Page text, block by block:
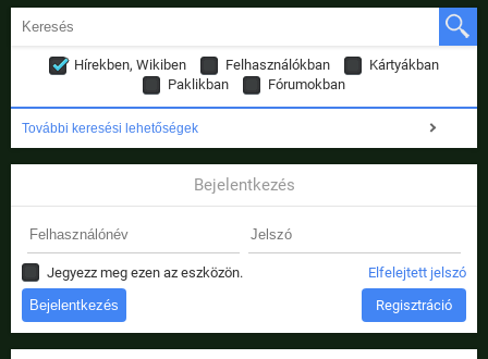
Hírekben, Wikiben Felhasználókban
Kártyákban
Paklikban
Fórumokban
További keresési lehetőségek
Bejelentkezés
Jegyezz meg ezen az eszközön. Elfelejtett jelszó
Regisztráció